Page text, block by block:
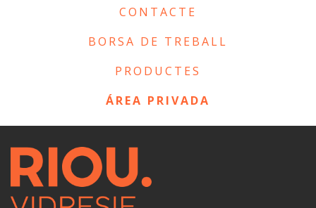
CONTACTE
BORSA DE TREBALL
PRODUCTES
ÁREA PRIVADA